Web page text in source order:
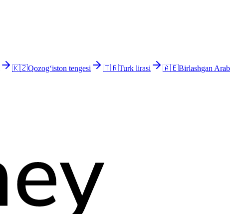
🇰🇿Qozog‘iston tengesi 🇹🇷Turk lirasi 🇦🇪Birlashgan Arab